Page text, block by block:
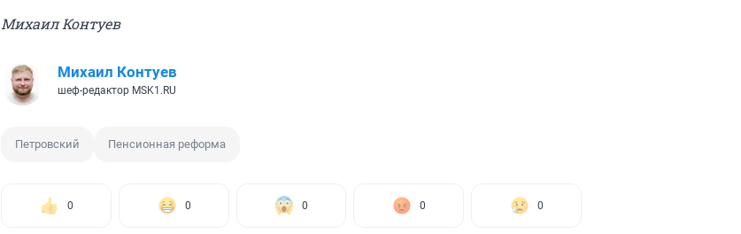
Михаил Контуев
Михаил Контуев
шеф-редактор MSK1.RU
Петровский Пенсионная реформа
0 0 0 0 0